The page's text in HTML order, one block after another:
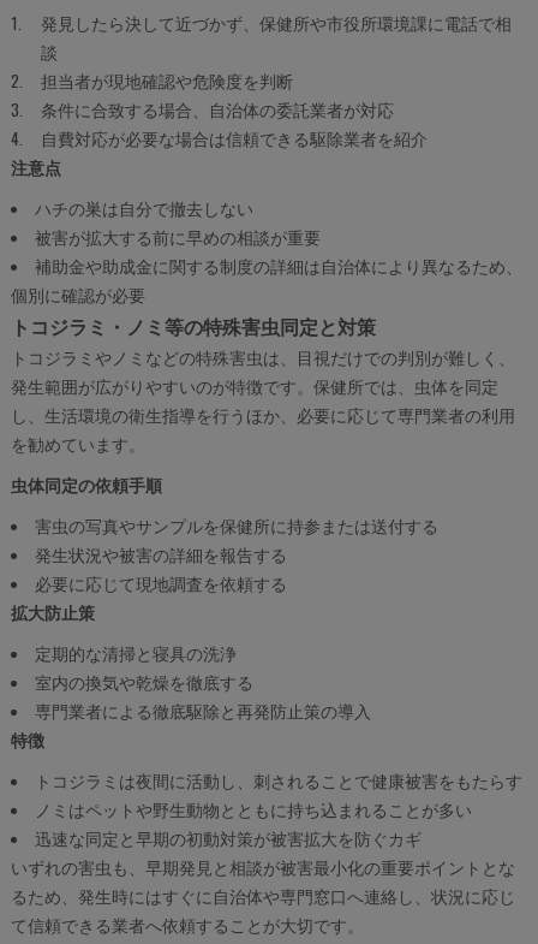
発見したら決して近づかず、保健所や市役所環境課に電話で相
談
担当者が現地確認や危険度を判断
条件に合致する場合、自治体の委託業者が対応
自費対応が必要な場合は信頼できる駆除業者を紹介
注意点
ハチの巣は自分で撤去しない
被害が拡大する前に早めの相談が重要
補助金や助成金に関する制度の詳細は自治体により異なるため、
個別に確認が必要
トコジラミ・ノミ等の特殊害虫同定と対策
トコジラミやノミなどの特殊害虫は、目視だけでの判別が難しく、
発生範囲が広がりやすいのが特徴です。保健所では、虫体を同定
し、生活環境の衛生指導を行うほか、必要に応じて専門業者の利用
を勧めています。
虫体同定の依頼手順
害虫の写真やサンプルを保健所に持参または送付する
発生状況や被害の詳細を報告する
必要に応じて現地調査を依頼する
拡大防止策
定期的な清掃と寝具の洗浄
室内の換気や乾燥を徹底する
専門業者による徹底駆除と再発防止策の導入
特徴
トコジラミは夜間に活動し、刺されることで健康被害をもたらす
ノミはペットや野生動物とともに持ち込まれることが多い
迅速な同定と早期の初動対策が被害拡大を防ぐカギ
いずれの害虫も、早期発見と相談が被害最小化の重要ポイントとな
るため、発生時にはすぐに自治体や専門窓口へ連絡し、状況に応じ
て信頼できる業者へ依頼することが大切です。